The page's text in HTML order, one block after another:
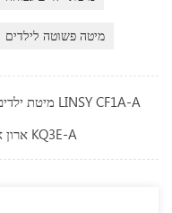
מיטה פשוטה לילדים
מיטת ילדים חכמה עם אחסון גבוה בצבע לבן LINSY CF1A-A
ארון אחסון מעץ בסגנון נורדי עם מגירות KQ3E-A